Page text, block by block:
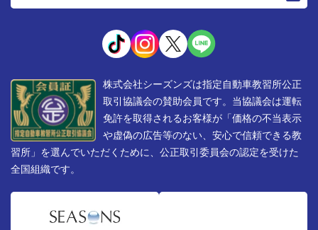
株式会社シーズンズは指定自動車教習所公正
取引協議会の賛助会員です。当協議会は運転
免許を取得されるお客様が「価格の不当表示
や虚偽の広告等のない、安心で信頼できる教
習所」を選んでいただくために、公正取引委員会の認定を受けた
全国組織です。